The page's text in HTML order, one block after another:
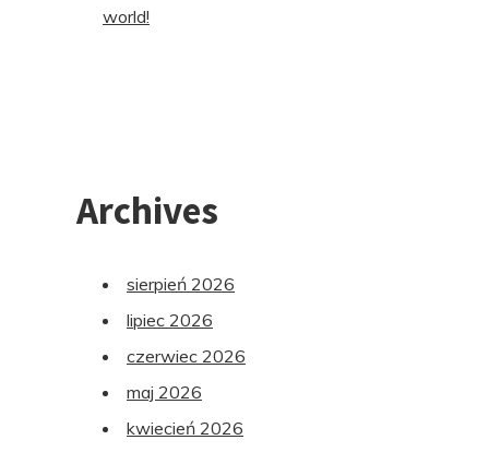
world!
Archives
sierpień 2026
lipiec 2026
czerwiec 2026
maj 2026
kwiecień 2026